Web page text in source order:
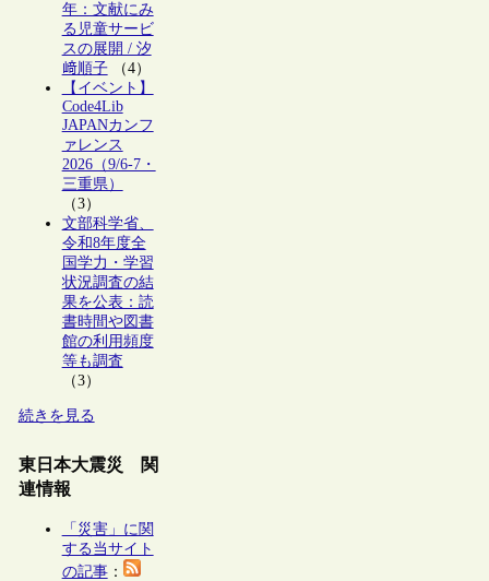
年：文献にみ
る児童サービ
スの展開 / 汐
﨑順子（4）
【イベント】
Code4Lib
JAPANカンフ
ァレンス
2026（9/6-7・
三重県）
（3）
文部科学省、
令和8年度全
国学力・学習
状況調査の結
果を公表：読
書時間や図書
館の利用頻度
等も調査
（3）
続きを見る
東日本大震災 関
連情報
「災害」に関
する当サイト
の記事：